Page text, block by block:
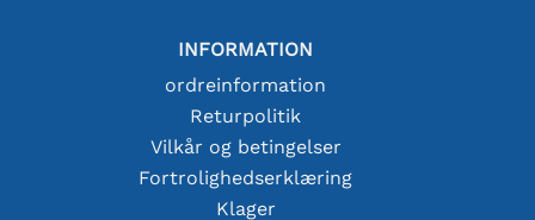
INFORMATION
ordreinformation
Returpolitik
Vilkår og betingelser
Fortrolighedserklæring
Klager